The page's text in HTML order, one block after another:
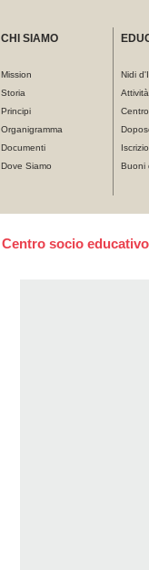
CHI SIAMO
Mission
Storia
Principi
Organigramma
Documenti
Dove Siamo
Nidi
Buoni
Tu sei qui
Centro socio